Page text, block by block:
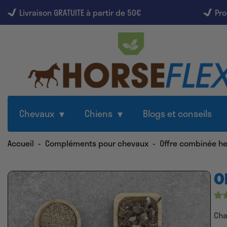
Livraison GRATUITE à partir de 50€
Chevaux Chiens Blogs et conseils
Accueil - Compléments pour chevaux - Offre combinée